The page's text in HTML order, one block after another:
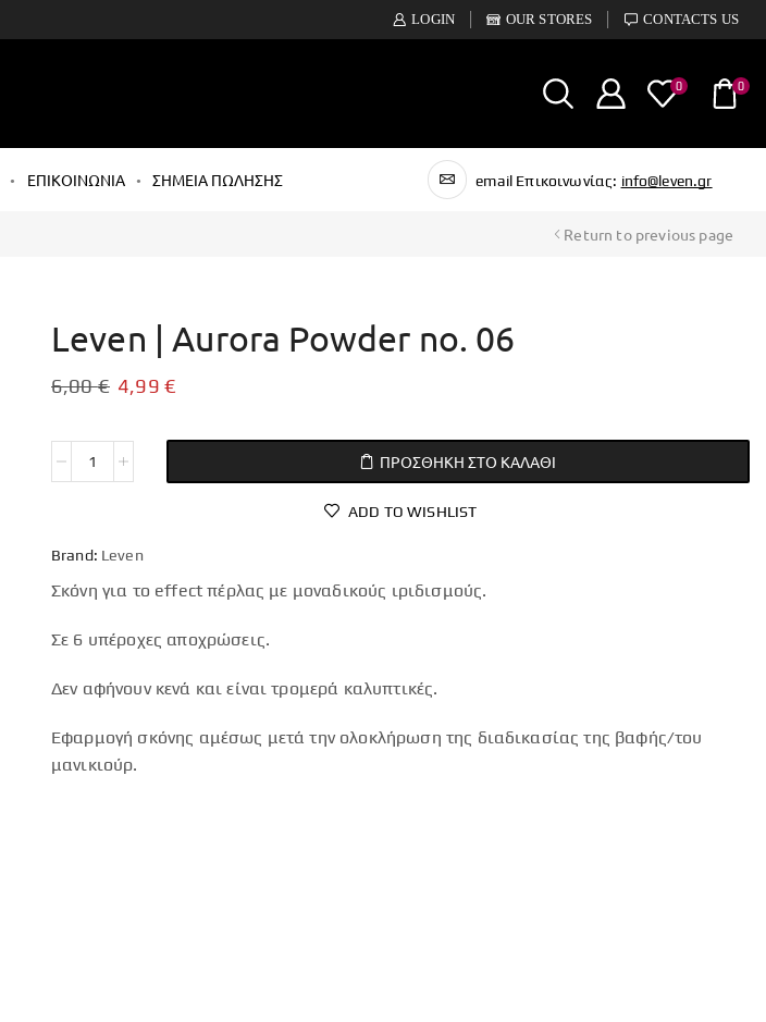
LOGIN OUR STORES CONTACTS US
0 0
ΕΠΙΚΟΙΝΩΝΙΑ ΣΗΜΕΙΑ ΠΩΛΗΣΗΣ email Επικοινωνίας: info@leven.gr
Return to previous page
Leven | Aurora Powder no. 06
6,00€ 4,99 €
ΠΡΟΣΘΉΚΗ ΣΤΟ ΚΑΛΆΘΙ
ADD TO WISHLIST
Brand: Leven
Σκόνη για το effect πέρλας με μοναδικούς ιριδισμούς.
Σε 6 υπέροχες αποχρώσεις.
Δεν αφήνουν κενά και είναι τρομερά καλυπτικές.
Εφαρμογή σκόνης αμέσως μετά την ολοκλήρωση της διαδικασίας της βαφής/του
μανικιούρ.